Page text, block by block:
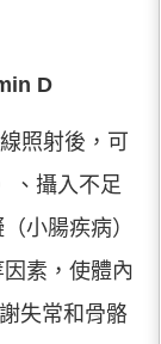
D
照射後，可
、攝入不足
小腸疾病）
素，使體內
失常和骨骼